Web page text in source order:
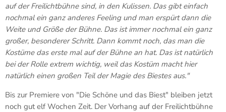
auf der Freilichtbühne sind, in den Kulissen. Das gibt einfach
nochmal ein ganz anderes Feeling und man erspürt dann die
Weite und Größe der Bühne. Das ist immer nochmal ein ganz
großer, besonderer Schritt. Dann kommt noch, das man die
Kostüme das erste mal auf der Bühne an hat. Das ist natürlich
bei der Rolle extrem wichtig, weil das Kostüm macht hier
natürlich einen großen Teil der Magie des Biestes aus."
Bis zur Premiere von "Die Schöne und das Biest" bleiben jetzt
noch gut elf Wochen Zeit. Der Vorhang auf der Freilichtbühne